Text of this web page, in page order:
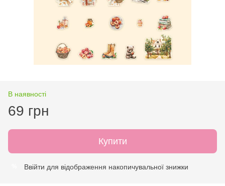
В наявності
69 грн
Купити
Ввійти для відображення накопичувальної знижки